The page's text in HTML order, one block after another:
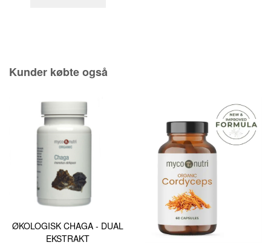
Kunder købte også
ØKOLOGISK CHAGA - DUAL
EKSTRAKT